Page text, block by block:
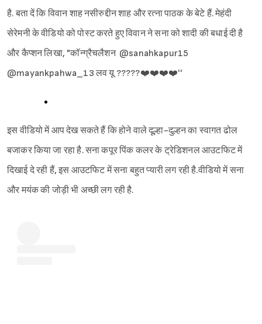
है. बता दें कि विवान शाह नसीरुद्दीन शाह और रत्ना पाठक के बेटे हैं. मेहंदी
सेरेमनी के वीडियो को पोस्ट करते हुए विवान ने सना को शादी की बधाई दी है
और कैप्शन लिखा, "कॉन्ग्रैचलैशन @sanahkapur15
@mayankpahwa_13 लव यू ?????❤️❤️❤️❤️''
इस वीडियो में आप देख सकते हैं कि होने वाले दूल्हा-दुल्हन का स्वागत ढोल
बजाकर किया जा रहा है. सना कपूर पिंक कलर के ट्रेडिशनल आउटफिट में
दिखाई दे रही हैं, इस आउटफिट में सना बहुत प्यारी लग रही है.वीडियो में सना
और मयंक की जोड़ी भी अच्छी लग रही है.